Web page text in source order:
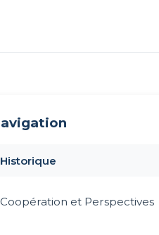
Historique
Coopération et Perspectives